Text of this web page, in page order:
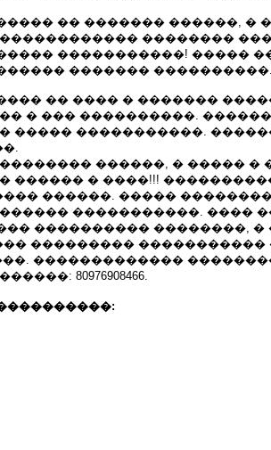
�� ������� ������, �
��������
�����������! �����
������� ����������.
�� ���� � �������
� ��� ����������.
����� �����������.
������, � ����� �
������ � ����!!!
������. �����
�����������. ����
���������� ��������, �
��������� �����������
�������������
80976908466.